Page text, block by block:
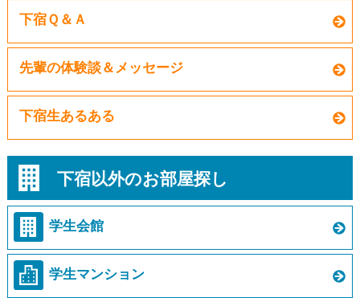
下宿Ｑ＆Ａ
先輩の体験談＆メッセージ
下宿生あるある
下宿以外のお部屋探し
学生会館
学生マンション